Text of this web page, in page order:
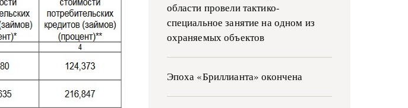
области провели тактико-
специальное занятие на одном из
охраняемых объектов
Эпоха «Бриллианта» окончена